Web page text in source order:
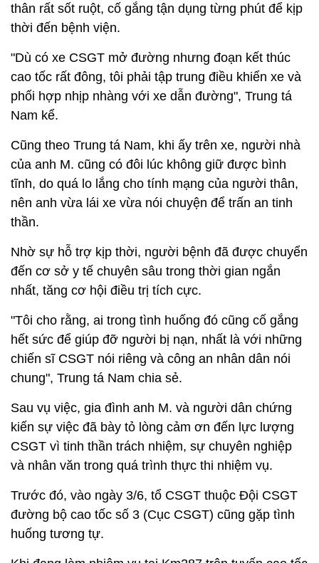
thân rất sốt ruột, cố gắng tận dụng từng phút để kịp
thời đến bệnh viện.
"Dù có xe CSGT mở đường nhưng đoạn kết thúc
cao tốc rất đông, tôi phải tập trung điều khiển xe và
phối hợp nhịp nhàng với xe dẫn đường", Trung tá
Nam kể.
Cũng theo Trung tá Nam, khi ấy trên xe, người nhà
của anh M. cũng có đôi lúc không giữ được bình
tĩnh, do quá lo lắng cho tính mạng của người thân,
nên anh vừa lái xe vừa nói chuyện để trấn an tinh
thần.
Nhờ sự hỗ trợ kịp thời, người bệnh đã được chuyển
đến cơ sở y tế chuyên sâu trong thời gian ngắn
nhất, tăng cơ hội điều trị tích cực.
"Tôi cho rằng, ai trong tình huống đó cũng cố gắng
hết sức để giúp đỡ người bị nạn, nhất là với những
chiến sĩ CSGT nói riêng và công an nhân dân nói
chung", Trung tá Nam chia sẻ.
Sau vụ việc, gia đình anh M. và người dân chứng
kiến sự việc đã bày tỏ lòng cảm ơn đến lực lượng
CSGT vì tinh thần trách nhiệm, sự chuyên nghiệp
và nhân văn trong quá trình thực thi nhiệm vụ.
Trước đó, vào ngày 3/6, tổ CSGT thuộc Đội CSGT
đường bộ cao tốc số 3 (Cục CSGT) cũng gặp tình
huống tương tự.